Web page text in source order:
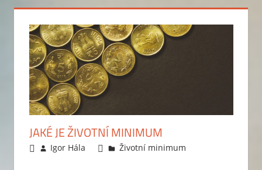
rodinu.
JAKÉ JE ŽIVOTNÍ MINIMUM
15.3.2011
Igor Hála Životní minimum